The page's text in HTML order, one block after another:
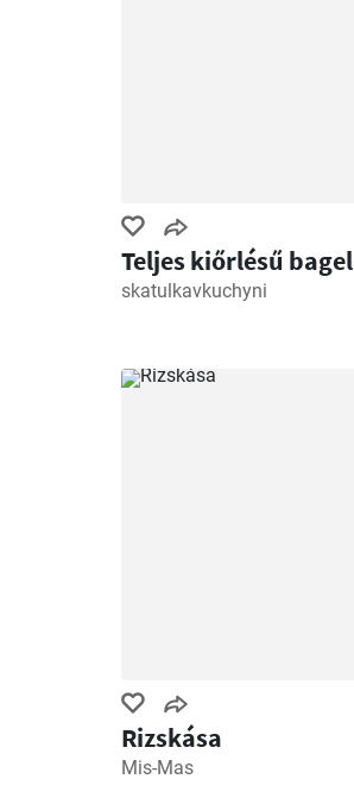
Teljes kiőrlésű bagel
skatulkavkuchyni
Rizskása
Mis-Mas